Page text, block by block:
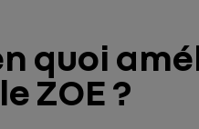
quoi
ZOE ?